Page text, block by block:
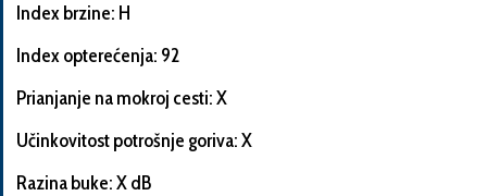
automobila
Index brzine: H
Index opterećenja: 92
Prianjanje na mokroj cesti: X
Učinkovitost potrošnje goriva: X
Razina buke: X dB